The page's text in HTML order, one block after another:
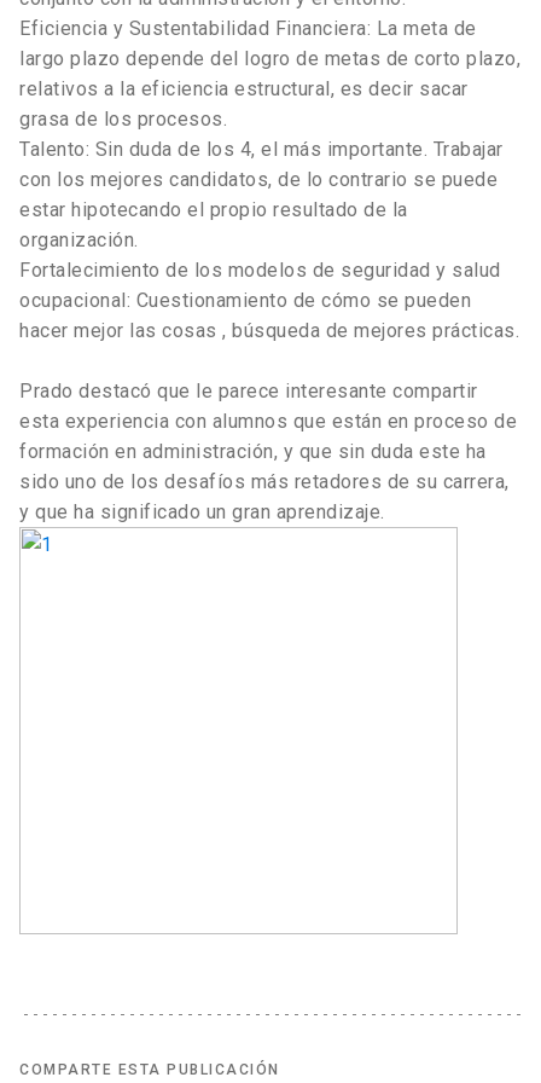
Eficiencia y Sustentabilidad Financiera: La meta de
largo plazo depende del logro de metas de corto plazo,
relativos a la eficiencia estructural, es decir sacar
grasa de los procesos.
Talento: Sin duda de los 4, el más importante. Trabajar
con los mejores candidatos, de lo contrario se puede
estar hipotecando el propio resultado de la
organización.
Fortalecimiento de los modelos de seguridad y salud
ocupacional: Cuestionamiento de cómo se pueden
hacer mejor las cosas , búsqueda de mejores prácticas.
Prado destacó que le parece interesante compartir
esta experiencia con alumnos que están en proceso de
formación en administración, y que sin duda este ha
sido uno de los desafíos más retadores de su carrera,
y que ha significado un gran aprendizaje.
COMPARTE ESTA PUBLICACIÓN